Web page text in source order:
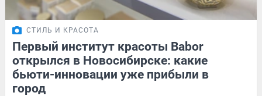
СТИЛЬ И КРАСОТА
Первый институт красоты Babor
открылся в Новосибирске: какие
бьюти-инновации уже прибыли в
город